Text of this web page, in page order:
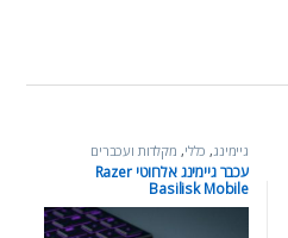
גיימינג, כללי, מקלדות ועכברים
עכבר גיימינג אלחוטי Razer
Basilisk Mobile